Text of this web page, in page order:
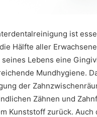
ist
Hälfte aller
seines Lebens eine
Mundhygiene.
der
Zähnen und
Kunststoff zurück.